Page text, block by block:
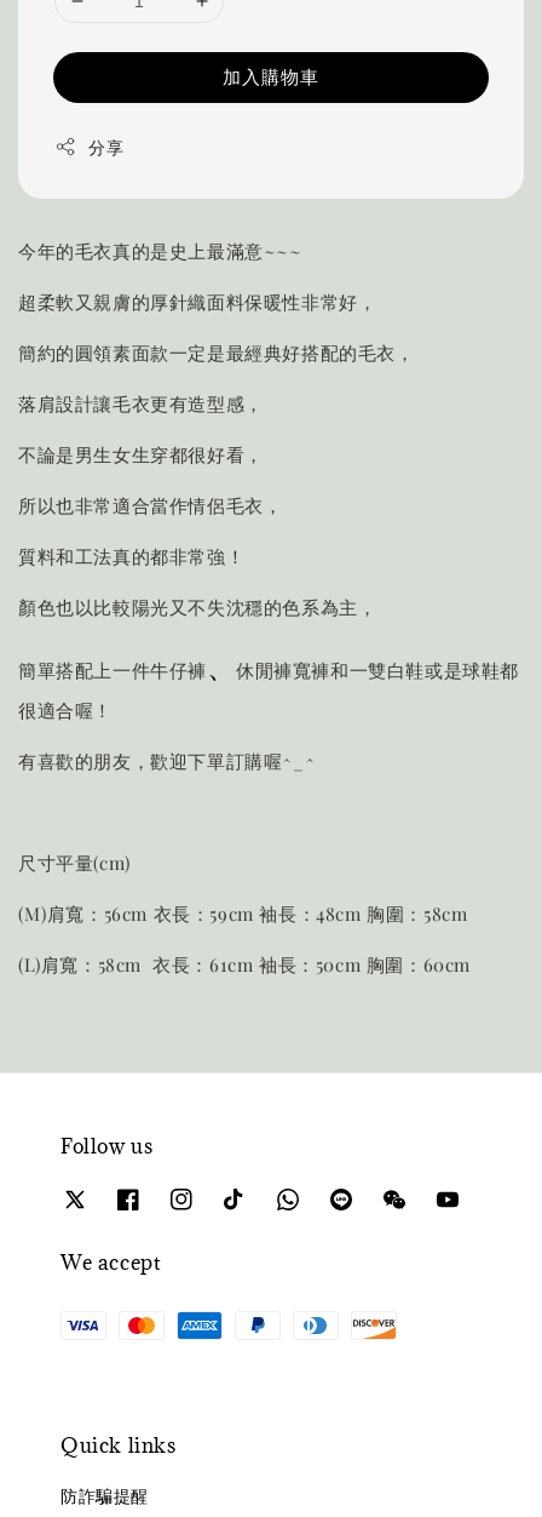
加入購物車
分享
今年的毛衣真的是史上最滿意~~~
超柔軟又親膚的厚針織面料保暖性非常好，
簡約的圓領素面款一定是最經典好搭配的毛衣，
落肩設計讓毛衣更有造型感，
不論是男生女生穿都很好看，
所以也非常適合當作情侶毛衣，
質料和工法真的都非常強！
顏色也以比較陽光又不失沈穩的色系為主，
簡單搭配上一件牛仔褲、
休閒褲寬褲和一雙白鞋或是球鞋都
很適合喔！
有喜歡的朋友，歡迎下單訂購喔^_^
尺寸平量(cm)
(M)肩寬：56cm 衣長：59cm 袖長：48cm 胸圍：58cm
(L)肩寬：58cm 衣長：61cm 袖長：50cm 胸圍：60cm
Follow us
We accept
Quick links
防詐騙提醒